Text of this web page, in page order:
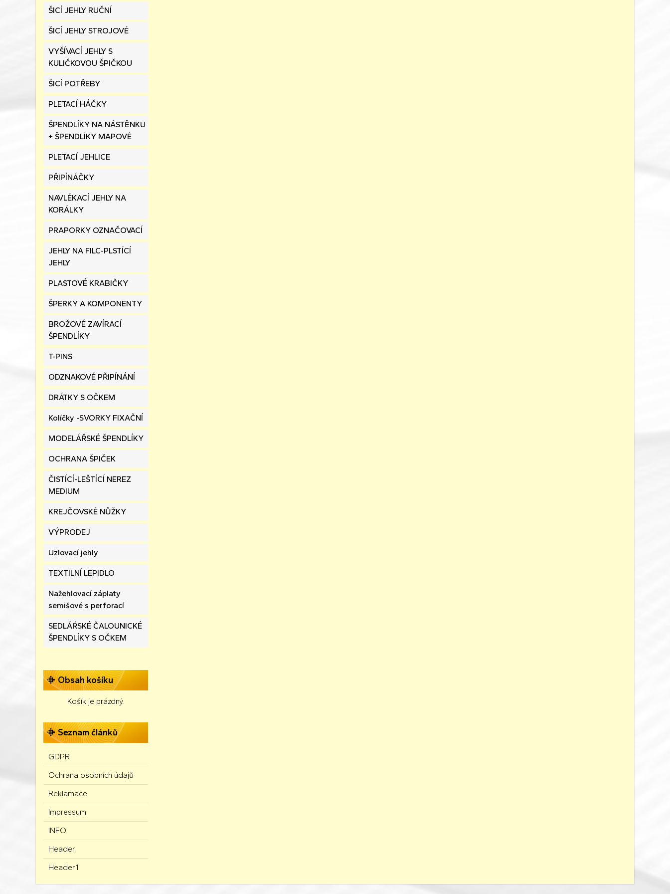
ŠICÍ JEHLY RUČNÍ
ŠICÍ JEHLY STROJOVÉ
VYŠÍVACÍ JEHLY S
KULIČKOVOU ŠPIČKOU
ŠICÍ POTŘEBY
PLETACÍ HÁČKY
ŠPENDLÍKY NA NÁSTĚNKU
+ ŠPENDLÍKY MAPOVÉ
PLETACÍ JEHLICE
PŘIPÍNÁČKY
NAVLÉKACÍ JEHLY NA
KORÁLKY
PRAPORKY OZNAČOVACÍ
JEHLY NA FILC-PLSTÍCÍ
JEHLY
PLASTOVÉ KRABIČKY
ŠPERKY A KOMPONENTY
BROŽOVÉ ZAVÍRACÍ
ŠPENDLÍKY
T-PINS
ODZNAKOVÉ PŘIPÍNÁNÍ
DRÁTKY S OČKEM
Kolíčky -SVORKY FIXAČNÍ
MODELÁŘSKÉ ŠPENDLÍKY
OCHRANA ŠPIČEK
ČISTÍCÍ-LEŠTÍCÍ NEREZ
MEDIUM
KREJČOVSKÉ NŮŽKY
VÝPRODEJ
Uzlovací jehly
TEXTILNÍ LEPIDLO
Nažehlovací záplaty
semišové s perforací
SEDLÁŔSKÉ ČALOUNICKÉ
ŠPENDLÍKY S OČKEM
Obsah košíku
Košík je prázdný.
Seznam článků
GDPR
Ochrana osobních údajů
Reklamace
Impressum
INFO
Header
Header1